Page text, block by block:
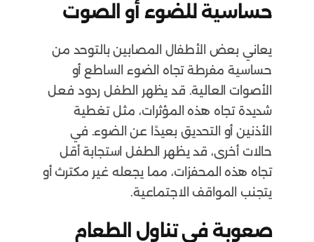
حساسية للضوء أو الصوت
يعاني بعض الأطفال المصابين بالتوحد من
حساسية مفرطة تجاه الضوء الساطع أو
الأصوات العالية. قد يظهر الطفل ردود فعل
شديدة تجاه هذه المؤثرات، مثل تغطية
الأذنين أو التحديق بعيدًا عن الضوء. في
حالات أخرى، قد يظهر الطفل استجابة أقل
تجاه هذه المحفزات، مما يجعله غير مكترث أو
يتجنب المواقف الاجتماعية.
صعوبة في تناول الطعام